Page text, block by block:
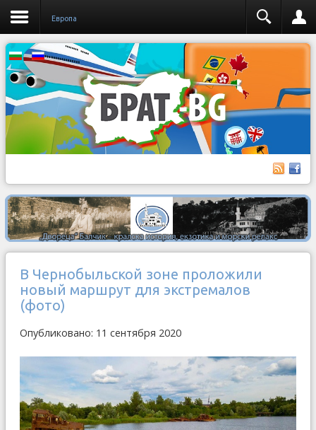
Европа
В Чернобыльской зоне проложили
новый маршрут для экстремалов
(фото)
Опубликовано: 11 сентября 2020